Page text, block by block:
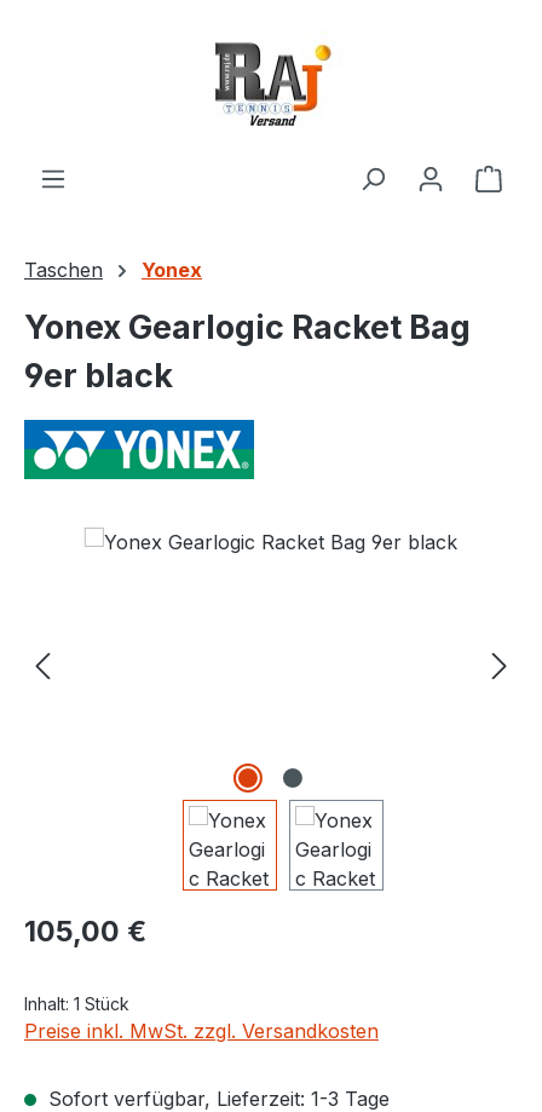
Taschen Yonex
Yonex Gearlogic Racket Bag
9er black
Regulärer Preis:
105,00 €
Inhalt: 1 Stück
Preise inkl. MwSt. zzgl. Versandkosten
Sofort verfügbar, Lieferzeit: 1-3 Tage